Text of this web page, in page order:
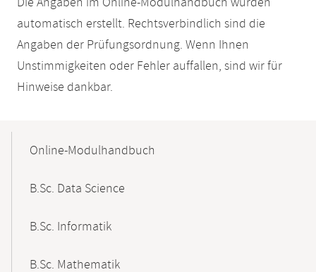
automatisch erstellt. Rechtsverbindlich sind die
Angaben der Prüfungsordnung. Wenn Ihnen
Unstimmigkeiten oder Fehler auffallen, sind wir für
Hinweise dankbar.
NavigationOnline-Modulhandbuch
B.Sc. Data Science
B.Sc. Informatik
B.Sc. Mathematik